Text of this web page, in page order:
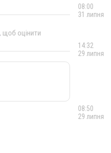
, щоб оцінити
08:00
31 липня
14:32
29 липня
08:50
29 липня